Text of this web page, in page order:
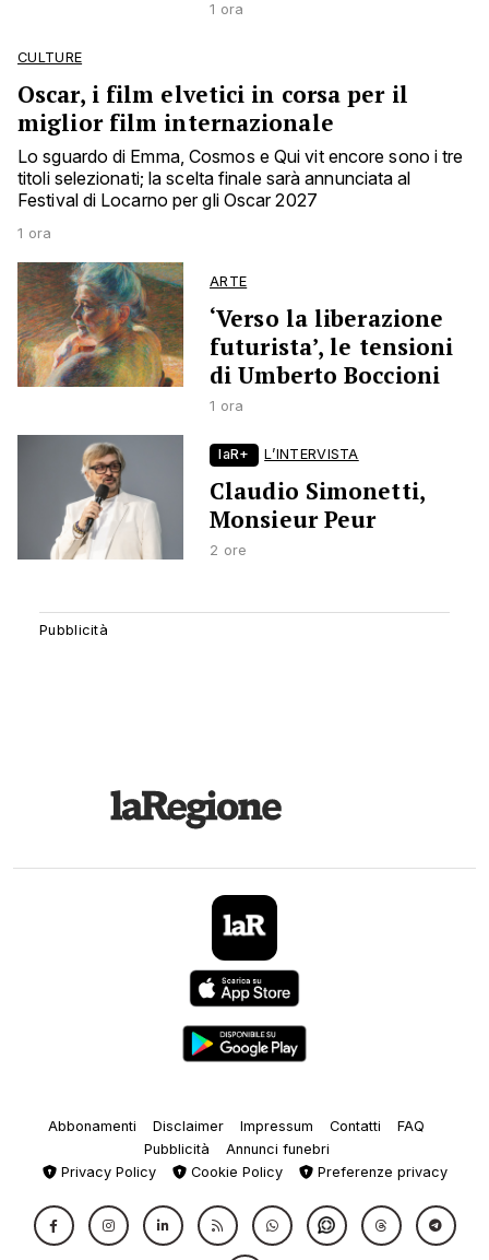
1 ora
CULTURE
Oscar, i film elvetici in corsa per il
miglior film internazionale
Lo sguardo di Emma, Cosmos e Qui vit encore sono i tre
titoli selezionati; la scelta finale sarà annunciata al
Festival di Locarno per gli Oscar 2027
1 ora
ARTE
‘Verso la liberazione
futurista’, le tensioni
di Umberto Boccioni
1 ora
laR+ L’INTERVISTA
Claudio Simonetti,
Monsieur Peur
2 ore
Abbonamenti Disclaimer Impressum Contatti
FAQ
Pubblicità
Annunci funebri
Privacy Policy
Cookie Policy Preferenze privacy